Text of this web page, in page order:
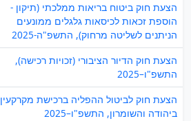
הצעת חוק ביטוח בריאות ממלכתי (תיקון -
הוספת זכאות לכיסאות גלגלים ממונעים
הניתנים לשליטה מרחוק), התשפ"ה-2025
הצעת חוק הדיור הציבורי (זכויות רכישה),
התשפ"ו–2025
הצעת חוק לביטול ההפליה ברכישת מקרקעין
ביהודה והשומרון, התשפ"ו–2025